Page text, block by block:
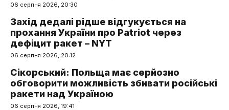
06 серпня 2026, 20:30
Захід дедалі рідше відгукується на
прохання України про Patriot через
дефіцит ракет – NYT
06 серпня 2026, 20:12
Сікорський: Польща має серйозно
обговорити можливість збивати російські
ракети над Україною
06 серпня 2026, 19:41